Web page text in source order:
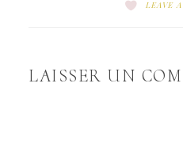
LEAVE
LAISSER UN